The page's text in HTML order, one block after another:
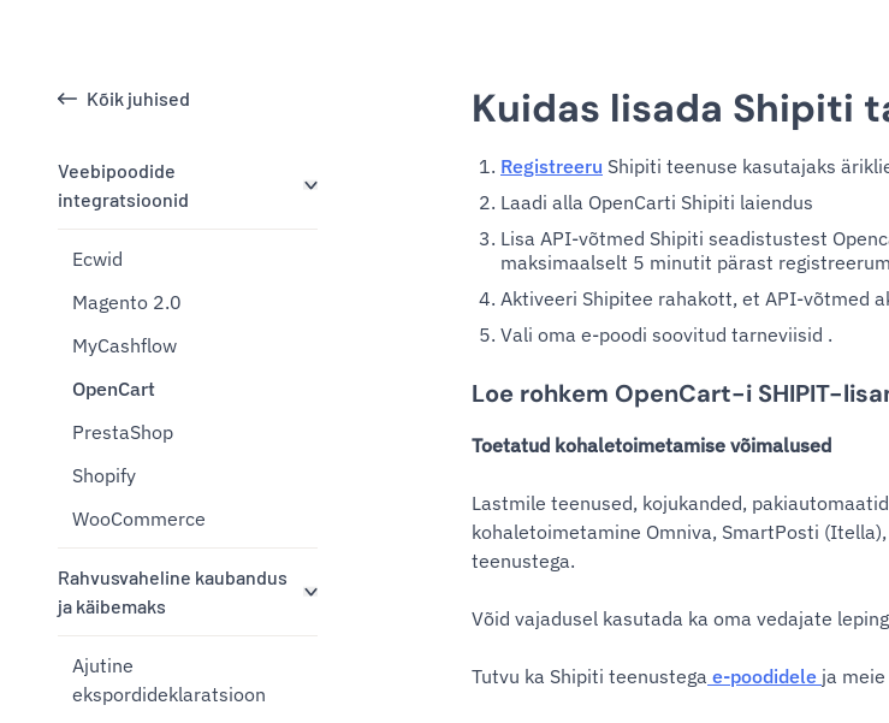
Kõik juhised
Veebipoodide
integratsioonid
Ecwid
Magento 2.0
MyCashflow
OpenCart
PrestaShop
Shopify
WooCommerce
Rahvusvaheline kaubandus
ja käibemaks
Ajutine
ekspordideklaratsioon
Kuidas lisada Shipiti
Registreeru Shipiti teenuse kasutajaks
Laadi alla OpenCarti Shipiti laiendus
Lisa API-võtmed Shipiti seadistustest
maksimaalselt 5 minutit pärast
Aktiveeri Shipitee rahakott, et API-võtmed
Vali oma e-poodi soovitud tarneviisid .
Loe rohkem OpenCart-i SHIPIT-
Toetatud kohaletoimetamise võimalused
Lastmile teenused, kojukanded,
kohaletoimetamine Omniva, SmartPosti (Itella),
teenustega.
Võid vajadusel kasutada ka oma vedajate
Tutvu ka Shipiti teenustega e-poodidele ja